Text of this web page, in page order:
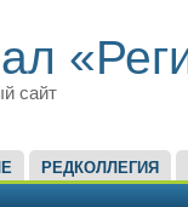
сайт
РЕДКОЛЛЕГИЯ